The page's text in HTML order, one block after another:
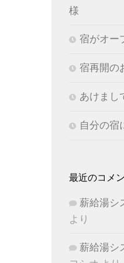
様
宿がオー
宿再開の
あけまし
自分の宿
最近のコメ
薪給湯シ
より
薪給湯シ